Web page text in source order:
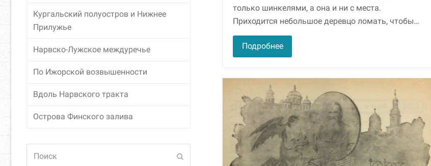
только шинкелями, а она и ни с места.
Приходится небольшое деревцо ломать, что­бы…
Подробнее
Кургальский полуостров и Нижнее
Прилужье
Нарвско-Лужское междуречье
По Ижорской возвышенности
Вдоль Нарвского тракта
Острова Финского залива
необходимы для
функционирования
веб-сайта.
Статистика и
аналитика
Для того чтобы
улучшить